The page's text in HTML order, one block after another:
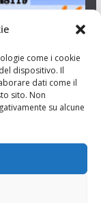
come i cookie
dispositivo. Il
dati come il
sito. Non
su alcune
09/2011 Dir.